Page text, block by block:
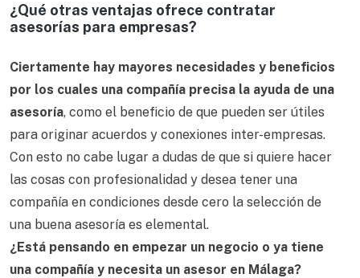
¿Qué otras ventajas ofrece contratar
asesorías para empresas?
Ciertamente hay mayores necesidades y beneficios
por los cuales una compañía precisa la ayuda de una
asesoría, como el beneficio de que pueden ser útiles
para originar acuerdos y conexiones inter-empresas.
Con esto no cabe lugar a dudas de que si quiere hacer
las cosas con profesionalidad y desea tener una
compañía en condiciones desde cero la selección de
una buena asesoría es elemental.
¿Está pensando en empezar un negocio o ya tiene
una compañía y necesita un asesor en Málaga?